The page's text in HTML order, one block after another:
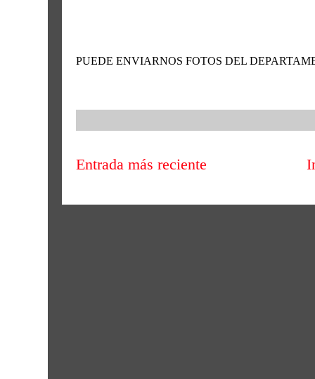
PUEDE ENVIARNOS FOTOS DEL
Entrada más reciente